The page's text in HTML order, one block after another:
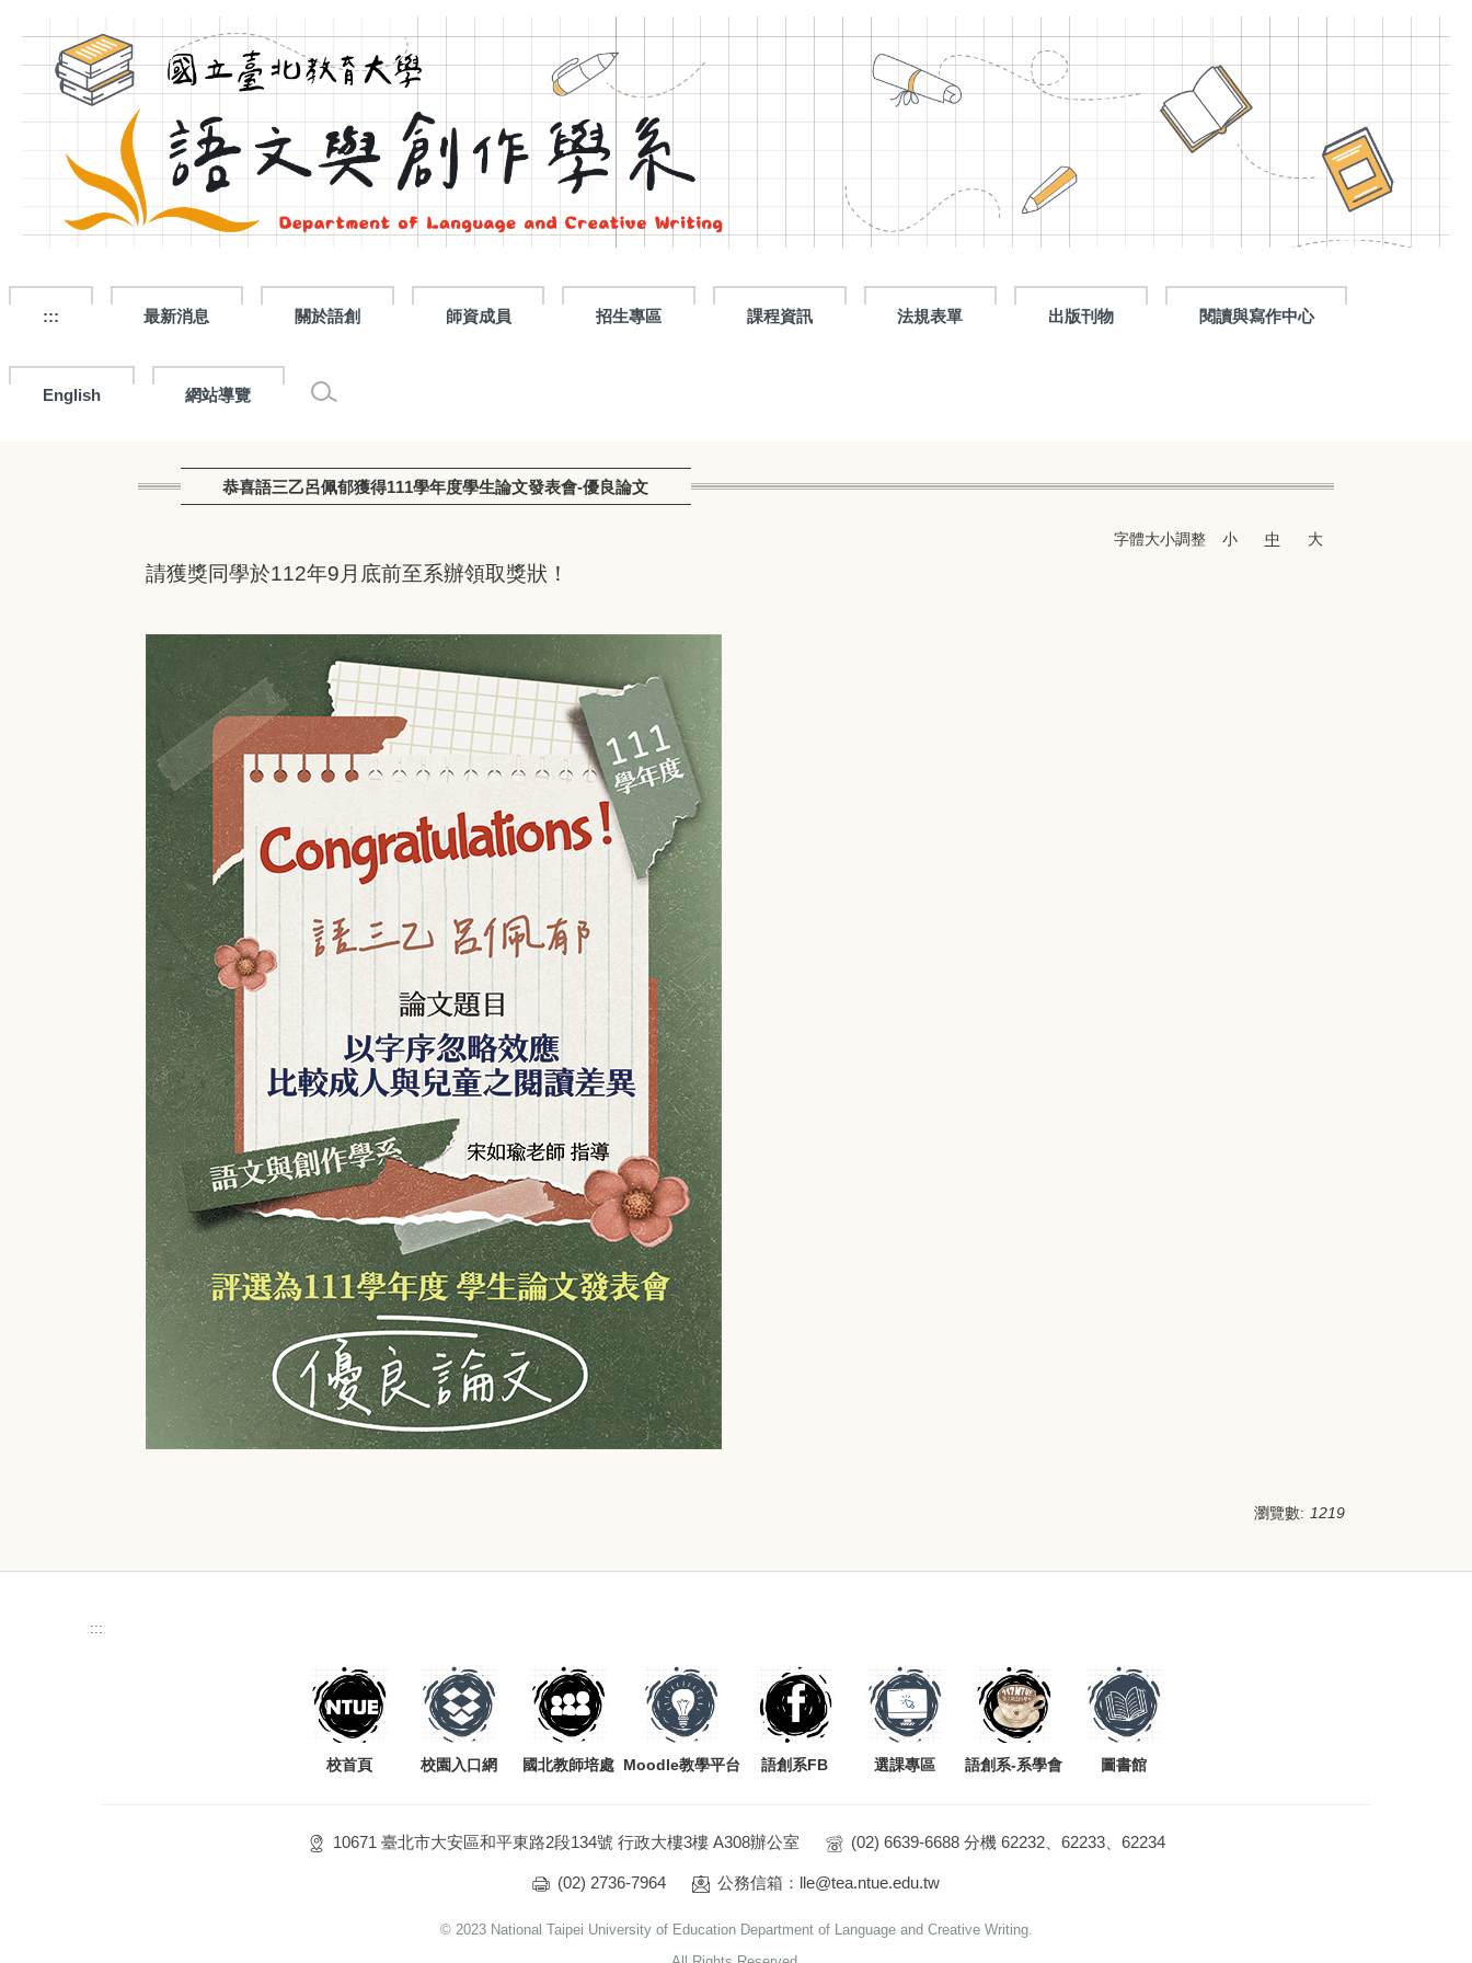
到
主
::: 最新消息 關於語創 師資成員 招生專區 課程資訊 法規表單 出版刊物 閱讀與寫作中心
English 網站導覽
恭喜語三乙呂佩郁獲得111學年度學生論文發表會-優良論文
字體大小調整 小 中 大
請獲獎同學於112年9月底前至系辦領取獎狀！
瀏覽數: 1219
:::
校首頁 校園入口網 國北教師培處 Moodle教學平台 語創系FB 選課專區 語創系-系學會 圖書館
10671 臺北市大安區和平東路2段134號 行政大樓3樓 A308辦公室 (02) 6639-6688 分機 62232、62233、62234
(02) 2736-7964 公務信箱：lle@tea.ntue.edu.tw
© 2023 National Taipei University of Education Department of Language and Creative Writing.